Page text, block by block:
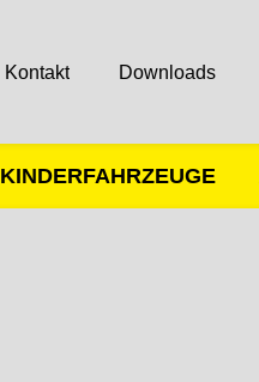
Kontakt Downloads
KINDERFAHRZEUGE